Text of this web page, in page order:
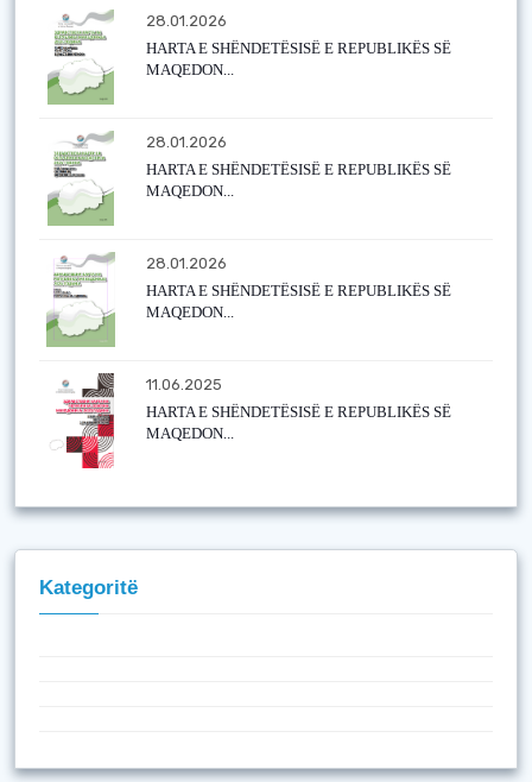
28.01.2026
HARTA E SHËNDETËSISË E REPUBLIKËS SË
MAQEDON...
28.01.2026
HARTA E SHËNDETËSISË E REPUBLIKËS SË
MAQEDON...
28.01.2026
HARTA E SHËNDETËSISË E REPUBLIKËS SË
MAQEDON...
11.06.2025
HARTA E SHËNDETËSISË E REPUBLIKËS SË
MAQEDON...
Kategoritë